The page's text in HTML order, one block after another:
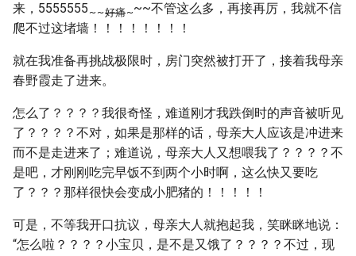
来，5555555 ~~好痛~~~不管这么多，再接再厉，我就不信
爬不过这堵墙！！！！！！！！
就在我准备再挑战极限时，房门突然被打开了，接着我母亲
春野霞走了进来。
怎么了？？？？我很奇怪，难道刚才我跌倒时的声音被听见
了？？？？不对，如果是那样的话，母亲大人应该是冲进来
而不是走进来了；难道说，母亲大人又想喂我了？？？？不
是吧，才刚刚吃完早饭不到两个小时啊，这么快又要吃
了？？？那样很快会变成小肥猪的！！！！！
可是，不等我开口抗议，母亲大人就抱起我，笑眯眯地说：
“怎么啦？？？？小宝贝，是不是又饿了？？？？不过，现